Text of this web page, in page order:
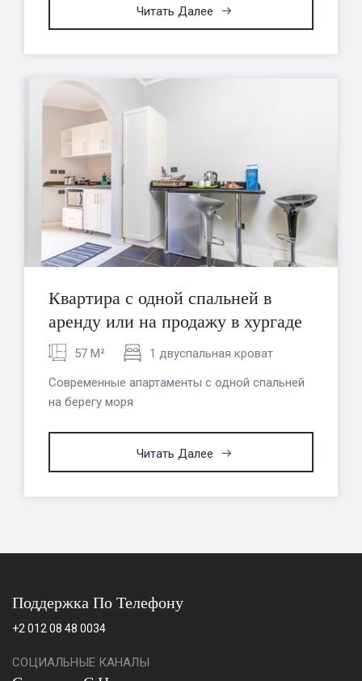
Читать Далее
Квартира с одной спальней в
аренду или на продажу в хургаде
57 M²
1 двуспальная кроват
Современные апартаменты с одной спальней
на берегу моря
Читать Далее
Поддержка По Телефону
+2 012 08 48 0034
СОЦИАЛЬНЫЕ КАНАЛЫ